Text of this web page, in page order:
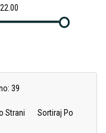
39
Strani Sortiraj Po